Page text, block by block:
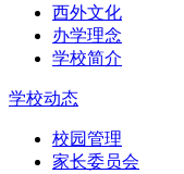
西外文化
办学理念
学校简介
学校动态
校园管理
家长委员会